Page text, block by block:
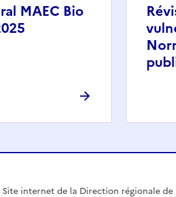
MAEC Bio
Site internet de la Direction régionale